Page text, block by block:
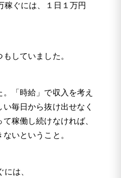
稼ぐには、１日１万円
していました。
「時給」で収入を考え
毎日から抜け出せなく
稼働し続けなければ、
いということ。
は、